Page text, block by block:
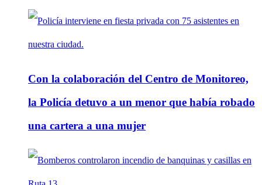
Con la colaboración del Centro de Monitoreo,
la Policía detuvo a un menor que había robado
una cartera a una mujer